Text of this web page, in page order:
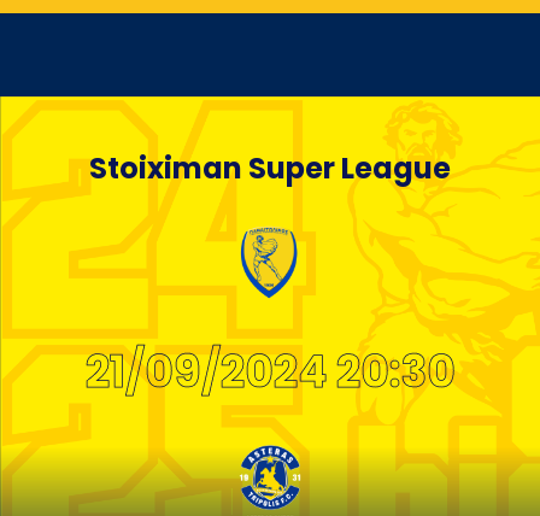
Stoiximan Super League
21/09/2024 20:30